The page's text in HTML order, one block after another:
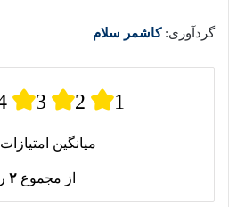
گردآوری:کاشمر سلام
3 2 1
میانگین امتیازات
از مجموع ۲